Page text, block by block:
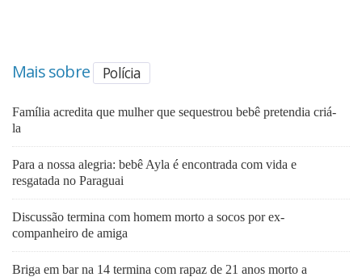
Mais sobre Polícia
Família acredita que mulher que sequestrou bebê pretendia criá-
la
Para a nossa alegria: bebê Ayla é encontrada com vida e
resgatada no Paraguai
Discussão termina com homem morto a socos por ex-
companheiro de amiga
Briga em bar na 14 termina com rapaz de 21 anos morto a